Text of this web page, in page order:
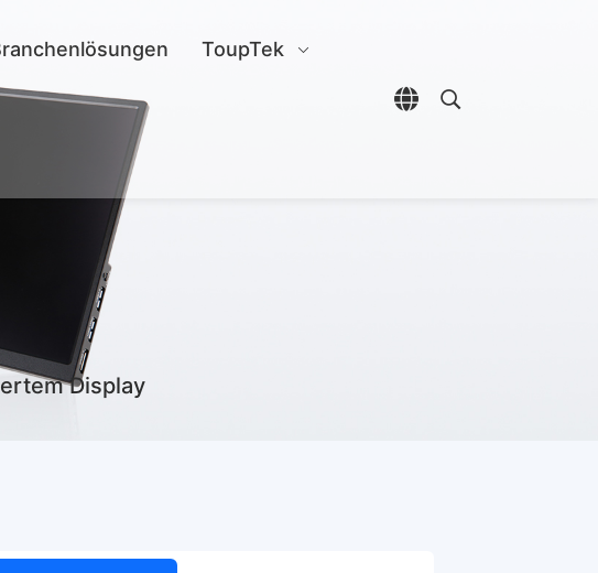
ToupTek
Sprachauswahl
Open search
Display